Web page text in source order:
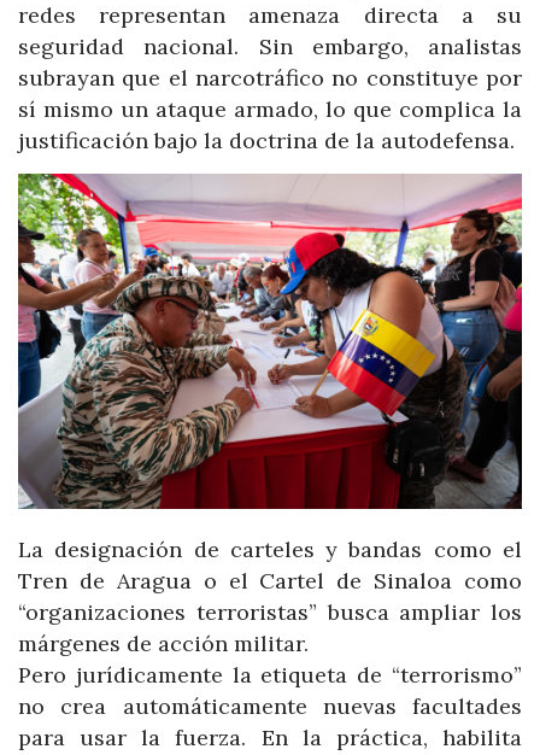
redes representan amenaza directa a su
seguridad nacional. Sin embargo, analistas
subrayan que el narcotráfico no constituye por
sí mismo un ataque armado, lo que complica la
justificación bajo la doctrina de la autodefensa.
La designación de carteles y bandas como el
Tren de Aragua o el Cartel de Sinaloa como
“organizaciones terroristas” busca ampliar los
márgenes de acción militar.
Pero jurídicamente la etiqueta de “terrorismo”
no crea automáticamente nuevas facultades
para usar la fuerza. En la práctica, habilita